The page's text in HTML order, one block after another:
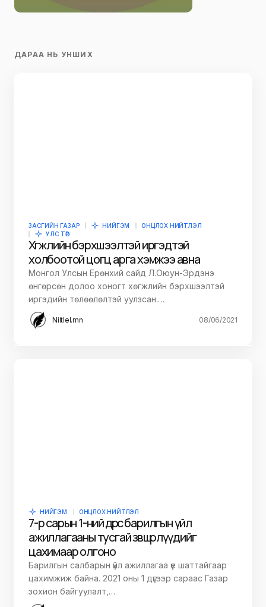
ДАРАА НЬ УНШИХ
ЗАСГИЙН ГАЗАР НИЙГЭМ
ОНЦЛОХ НИЙТЛЭЛ
УЛС ТӨР
Хөгжлийн бэрхшээлтэй иргэдтэй
холбоотой цогц арга хэмжээ авна
Монгол Улсын Ерөнхий сайд Л.Оюун-Эрдэнэ
өнгөрсөн долоо хоногт хөгжлийн бэрхшээлтэй
иргэдийн төлөөлөлтэй уулзсан.…
Niitlel.mn 08/06/2021
НИЙГЭМ ОНЦЛОХ НИЙТЛЭЛ
7-р сарын 1-ний өдрөөс барилгын үйл
ажиллагааны тусгай зөвшөөрлүүдийг
цахимаар олгоно
Барилгын салбарын үйл ажиллагаа үе шаттайгаар
цахимжиж байна. 2021 оны 1 дүгээр сараас Газар
зохион байгуулалт,…